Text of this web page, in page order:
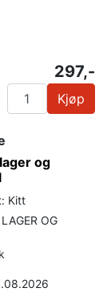
297,-
Kjøp
og
Kitt
OG